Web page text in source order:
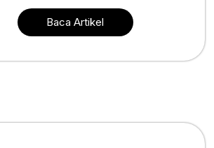
Baca Artikel